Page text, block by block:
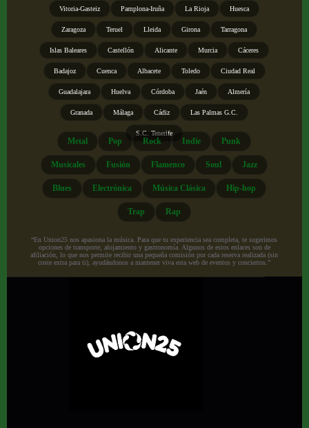
Vitoria-Gasteiz Pamplona-Iruña La Rioja Huesca
Zaragoza Teruel Lleida Girona Tarragona
Islas Baleares Castellón Alicante Murcia Cáceres
Badajoz Cuenca Albacete Toledo Ciudad Real
Guadalajara Huelva Córdoba Jaén Almería
Granada Málaga Cádiz Las Palmas G.C.
S.C. Tenerife
Metal Pop Rock Indie Punk
Musicales Fusión Flamenco Soul Jazz
Blues Electrónica Música Clásica Hip-hop
Trap Rap
“En Union25 nos apasiona la música. Para que tu experiencia sea completa, te sugerimos
opciones de transporte, alojamiento y gastronomía. Algunos de estos enlaces son de
afiliación, lo que nos permite recibir una pequeña comisión por cada reserva realizada (sin
coste extra para ti), ayudándonos a mantener viva esta web de eventos y conciertos.”